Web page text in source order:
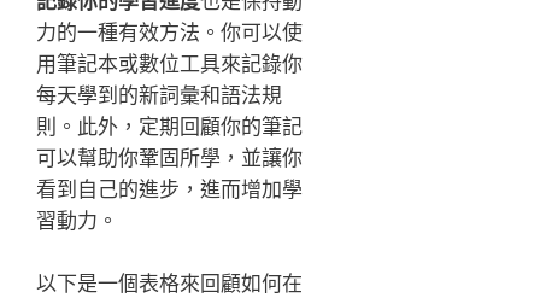
力的一種有效方法。你可以使
用筆記本或數位工具來記錄你
每天學到的新詞彙和語法規
則。此外，定期回顧你的筆記
可以幫助你鞏固所學，並讓你
看到自己的進步，進而增加學
習動力。
以下是一個表格來回顧如何在